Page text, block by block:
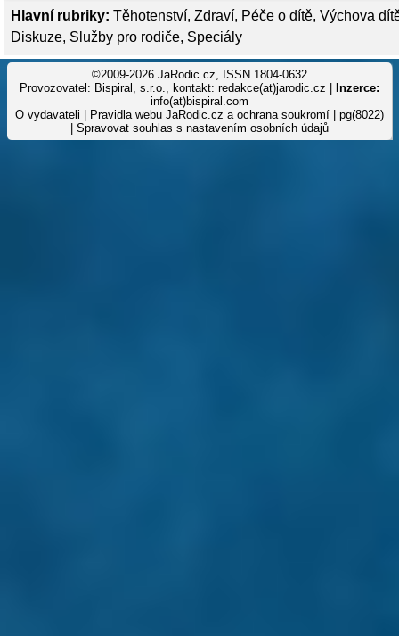
Hlavní rubriky: Těhotenství, Zdraví, Péče o dítě, Výchova
Diskuze, Služby pro rodiče, Speciály
©2009-2026 JaRodic.cz, ISSN 1804-0632
Provozovatel: Bispiral, s.r.o., kontakt: redakce(at)jarodic.cz |
Inzerce:
info(at)bispiral.com
O vydavateli
Pravidla webu JaRodic.cz a ochrana soukromí | pg(8022)
Spravovat souhlas s nastavením osobních údajů